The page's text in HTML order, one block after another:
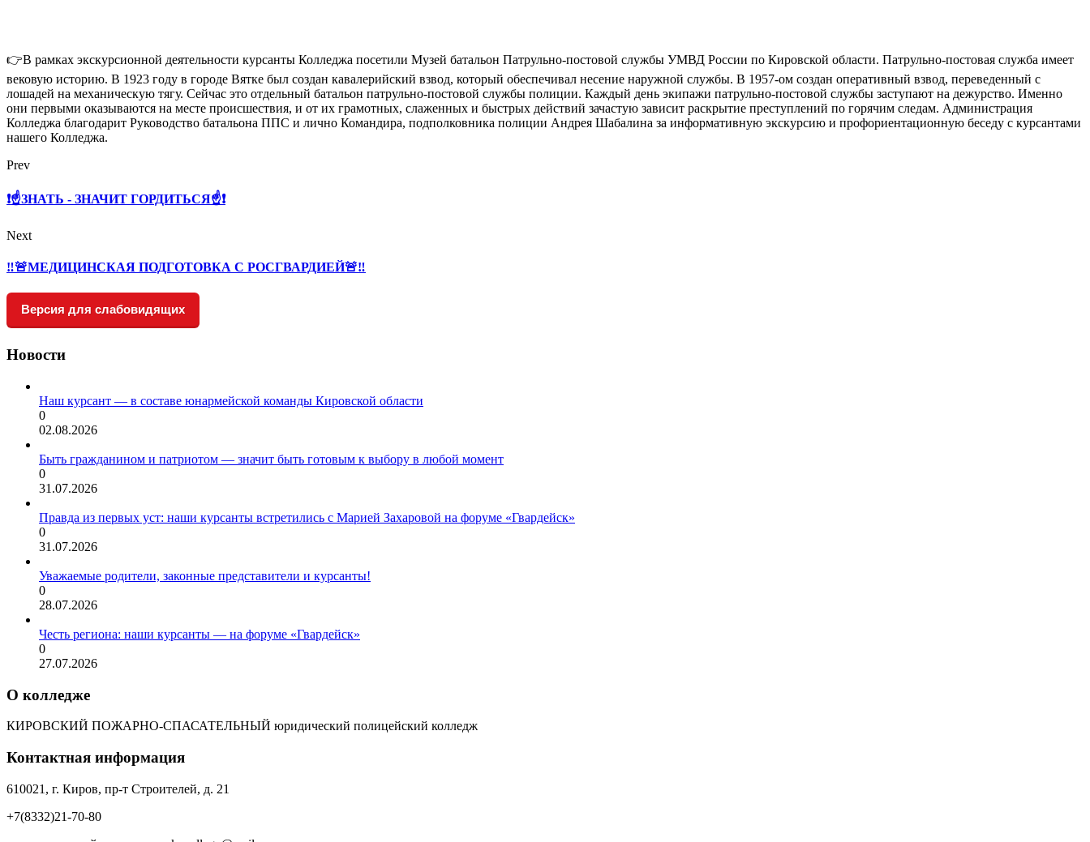
👉В рамках экскурсионной деятельности курсанты Колледжа посетили Музей батальон Патрульно-постовой службы УМВД России по Кировской области. Патрульно-постовая служба имеет
вековую историю. В 1923 году в городе Вятке был создан кавалерийский взвод, который обеспечивал несение наружной службы. В 1957-ом создан оперативный взвод, переведенный с
лошадей на механическую тягу. Сейчас это отдельный батальон патрульно-постовой службы полиции. Каждый день экипажи патрульно-постовой службы заступают на дежурство. Именно
они первыми оказываются на месте происшествия, и от их грамотных, слаженных и быстрых действий зачастую зависит раскрытие преступлений по горячим следам. Администрация
Колледжа благодарит Руководство батальона ППС и лично Командира, подполковника полиции Андрея Шабалина за информативную экскурсию и профориентационную беседу с курсантами
нашего Колледжа.
Prev
❗☝ЗНАТЬ - ЗНАЧИТ ГОРДИТЬСЯ☝❗
Next
‼🚨МЕДИЦИНСКАЯ ПОДГОТОВКА С РОСГВАРДИЕЙ🚨‼
Версия для слабовидящих
Новости
Наш курсант — в составе юнармейской команды Кировской области
0
02.08.2026
Быть гражданином и патриотом — значит быть готовым к выбору в любой момент
0
31.07.2026
Правда из первых уст: наши курсанты встретились с Марией Захаровой на форуме «Гвардейск»
0
31.07.2026
Уважаемые родители, законные представители и курсанты!
0
28.07.2026
Честь региона: наши курсанты — на форуме «Гвардейск»
0
27.07.2026
О колледже
КИРОВСКИЙ ПОЖАРНО-СПАСАТЕЛЬНЫЙ юридический полицейский колледж
Контактная информация
610021, г. Киров, пр-т Строителей, д. 21
+7(8332)21-70-80